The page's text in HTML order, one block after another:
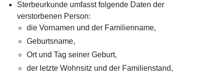
Sterbeurkunde umfasst folgende Daten der
verstorbenen Person:
die Vornamen und der Familienname,
Geburtsname,
Ort und Tag seiner Geburt,
der letzte Wohnsitz und der Familienstand,